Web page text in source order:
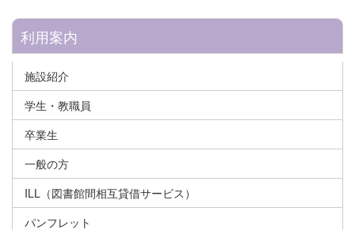
利用案内
施設紹介
学生・教職員
卒業生
一般の方
ILL（図書館間相互貸借サービス）
パンフレット